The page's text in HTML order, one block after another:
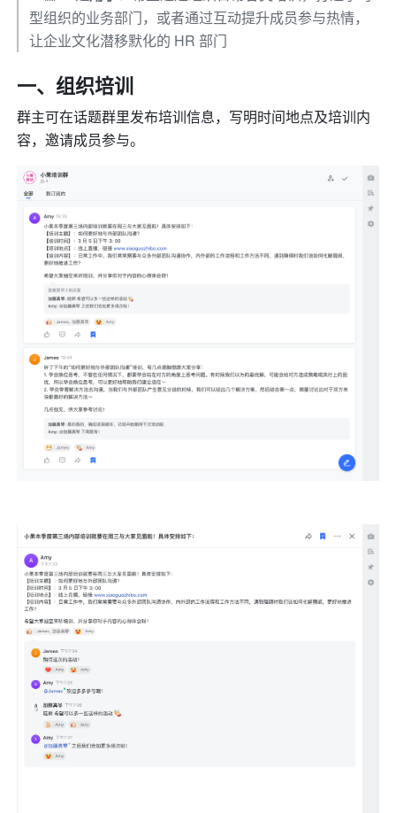
型组织的业务部门，或者通过互动提升成员参与热情，
让企业文化潜移默化的 HR 部门
一、组织培训
群主可在话题群里发布培训信息，写明时间地点及培训内
容，邀请成员参与。